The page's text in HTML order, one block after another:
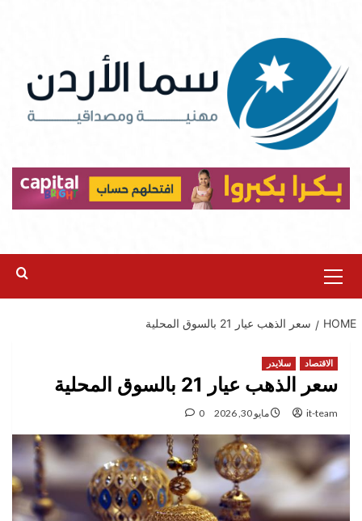
content
Menu
HOME سعر الذهب عيار 21 بالسوق المحلية
الاقتصاد سلايدر
سعر الذهب عيار 21 بالسوق المحلية
it-team مايو 30, 2026 0